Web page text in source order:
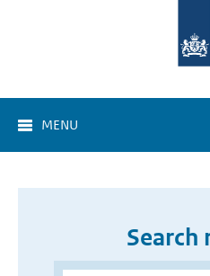
MENU
Search